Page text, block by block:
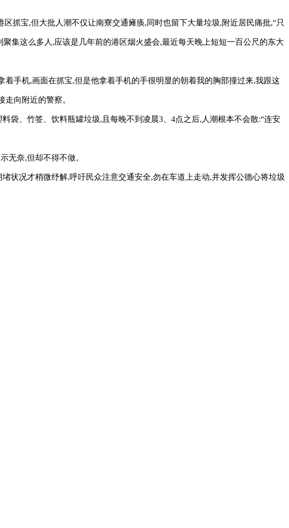
抓宝,但大批人潮不仅让南寮交通瘫痪,同时也留下大量垃圾,附近居民痛批,“只
集这么多人,应该是几年前的港区烟火盛会,最近每天晚上短短一百公尺的东大
手机,画面在抓宝,但是他拿着手机的手很明显的朝着我的胸部撞过来,我跟这
向附近的警察。
袋、竹签、饮料瓶罐垃圾,且每晚不到凌晨3、4点之后,人潮根本不会散:“连安
无奈,但却不得不做。
状况才稍微纾解,呼吁民众注意交通安全,勿在车道上走动,并发挥公德心将垃圾